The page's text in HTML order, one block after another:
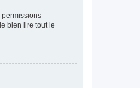
permissions
bien lire tout le